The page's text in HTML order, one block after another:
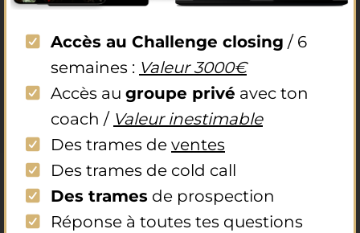
Accès au Challenge closing / 6
semaines : Valeur 3000€
Accès au groupe privé avec ton
coach / Valeur inestimable
Des trames de ventes
Des trames de cold call
Des trames de prospection
Réponse à toutes tes questions